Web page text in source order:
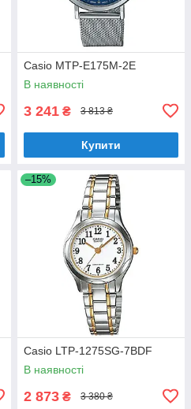
Casio MTP-E175M-2E
В наявності
3 241 ₴ 3 813 ₴
Купити
–15%
Casio LTP-1275SG-7BDF
В наявності
2 873 ₴ 3 380 ₴